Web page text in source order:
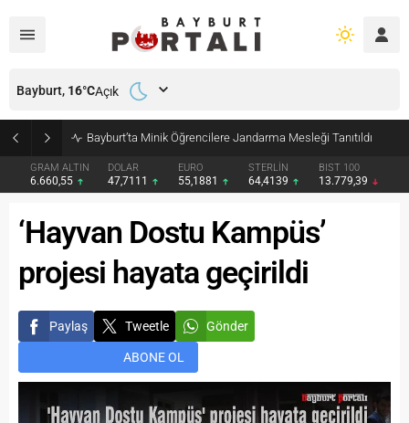
Bayburt’ta Minik Öğrencilere Jandarma Mesleği Tanıtıldı
GRAM ALTIN
6.660,55
DOLAR
47,7111
EURO
55,1881
STERLİN
64,4139
BIST 100
13.779,39
Bayburt, 16°CAçık
‘Hayvan Dostu Kampüs’
projesi hayata geçirildi
Paylaş Tweetle Gönder
ABONE OL